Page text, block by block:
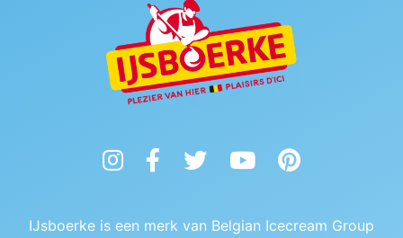
InstagramFacebookTwitter YouTubePinterest
IJsboerke is een merk van Belgian Icecream Group